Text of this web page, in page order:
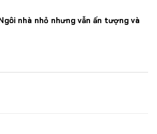
nhà nhỏ nhưng vẫn ấn tượng và